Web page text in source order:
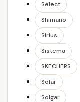
Select
Shimano
Sirius
Sistema
SKECHERS
Solar
Solgar